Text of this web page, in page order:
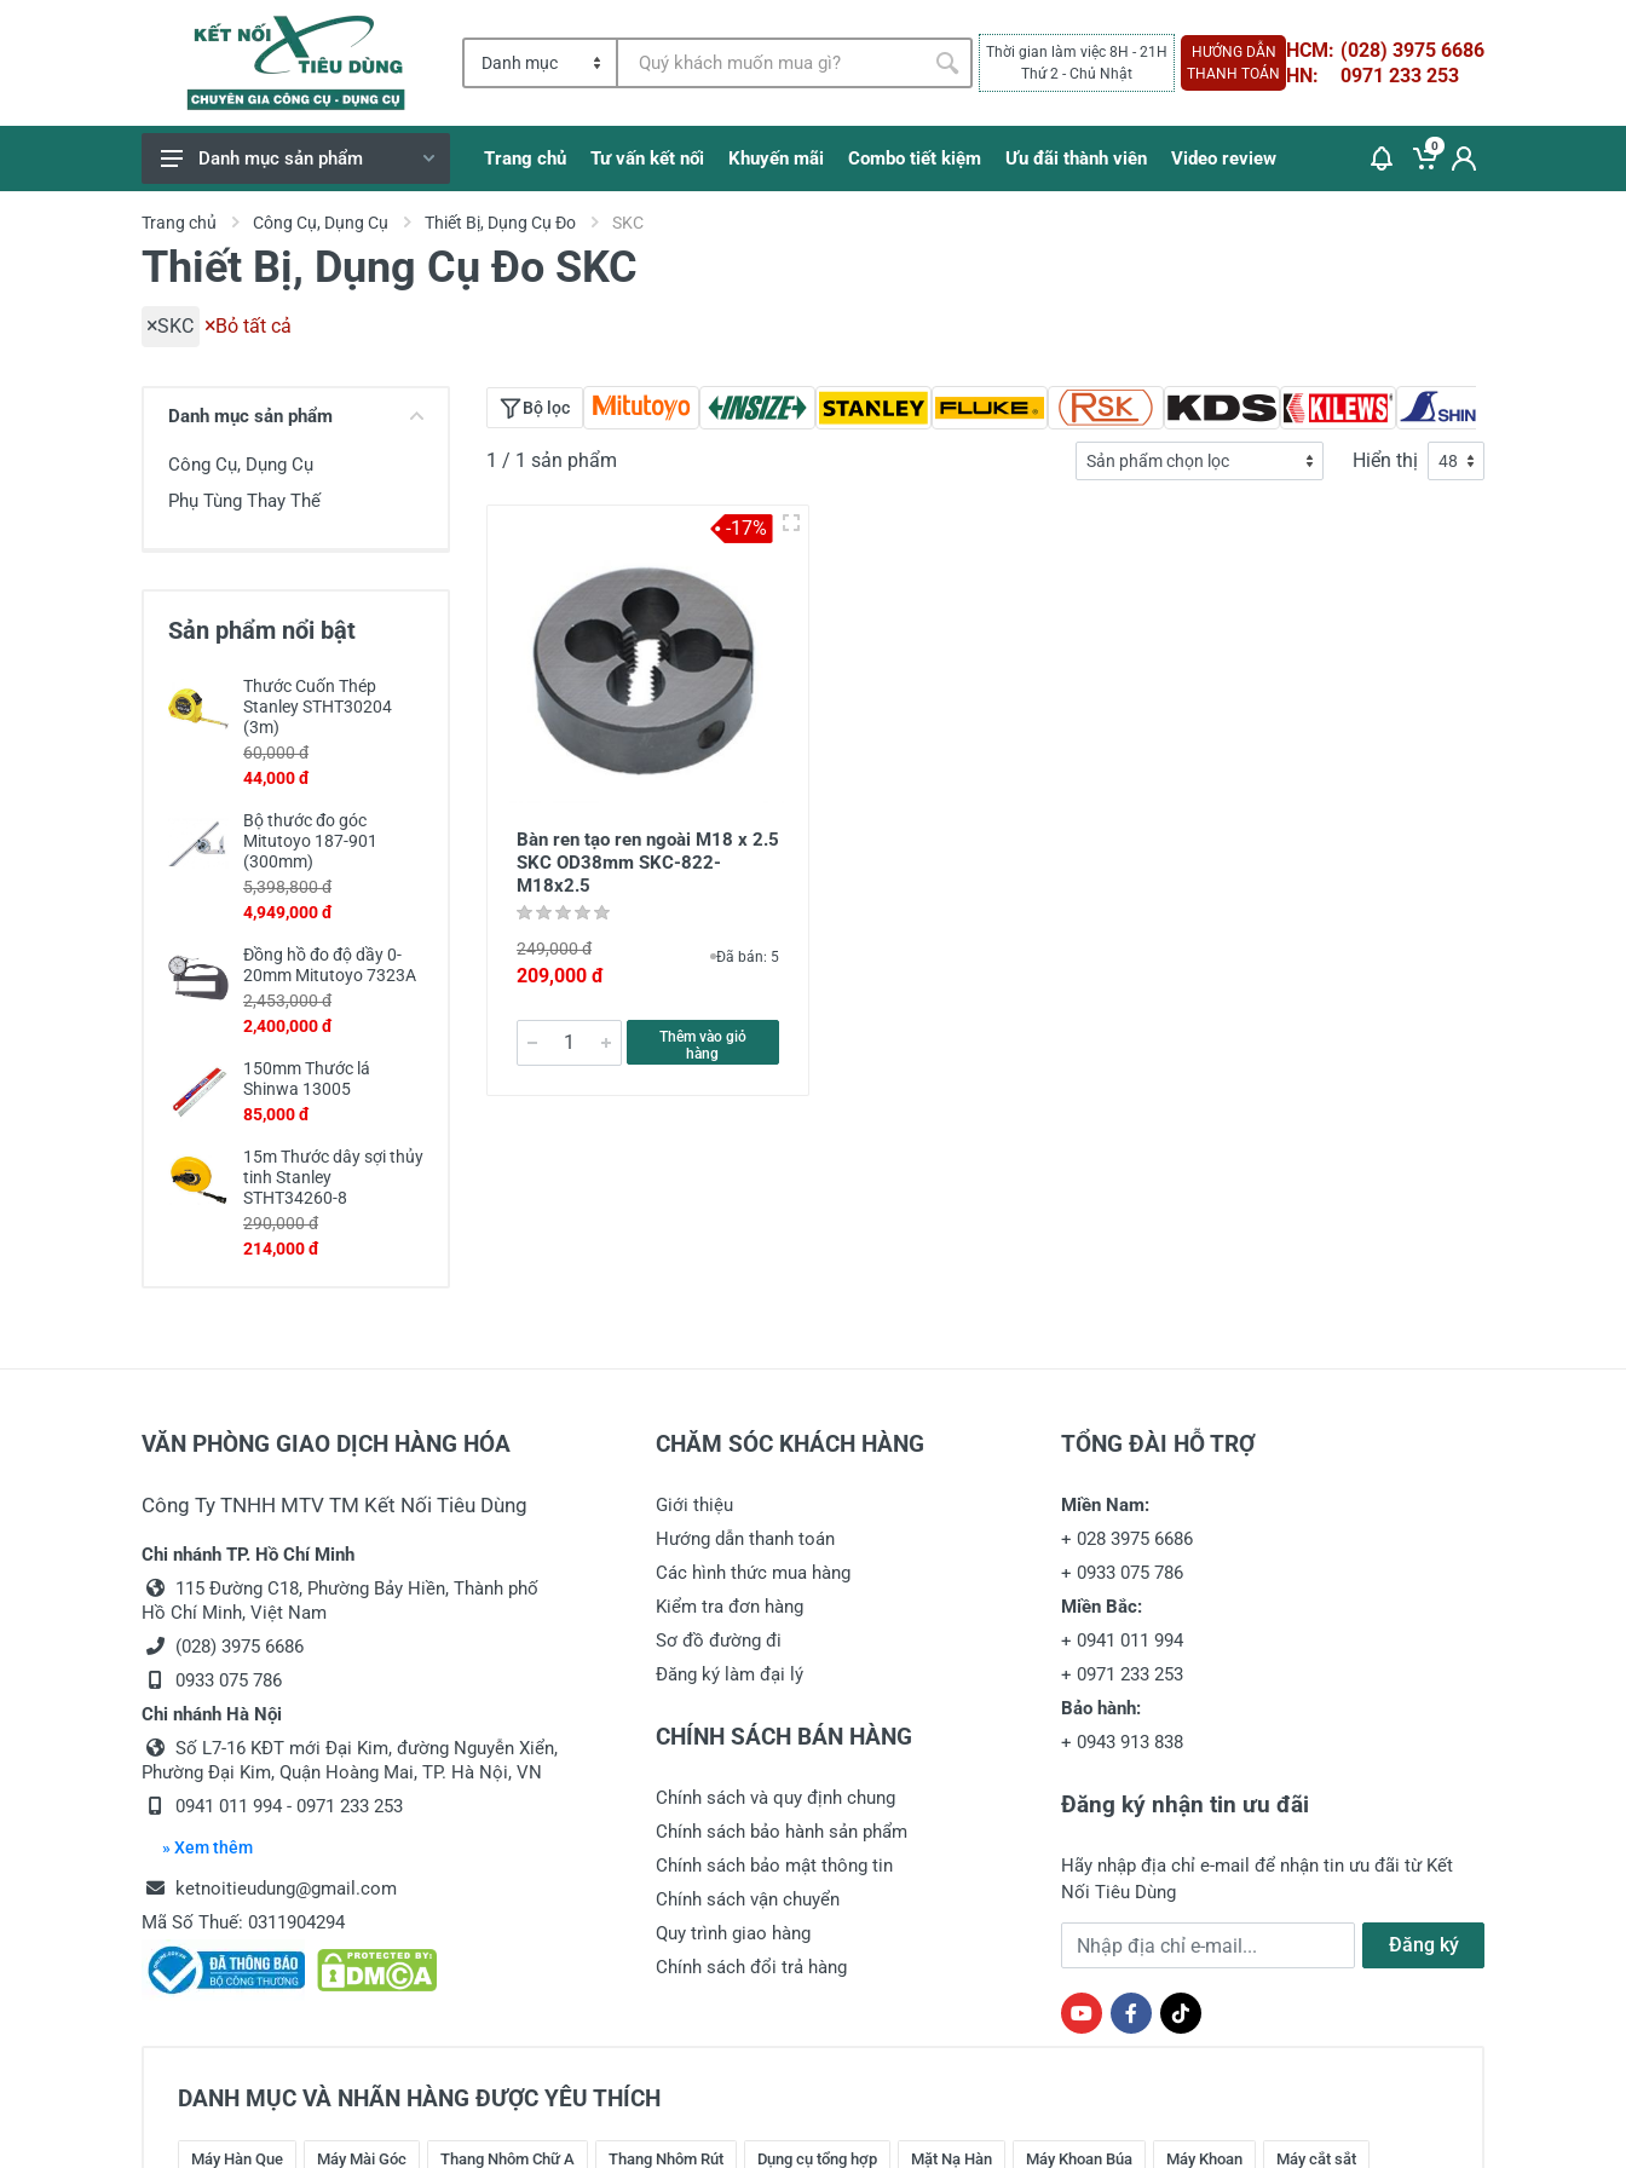
Thời gian làm việc 8H - 21H
Thứ 2 - Chủ Nhật
HƯỚNG DẪN
THANH TOÁN
HCM: (028) 3975 6686
HN:
0971 233 253
Giao Hàng Miễn Phí
Công Cụ, Dụng Cụ
Thang nhôm
Phụ Tùng, Linh Kiện
Đồ Bảo Hộ Lao Động
Danh mục sản phẩm Trang chủ Tư vấn kết nối Khuyến mãi Combo tiết kiệm Ưu đãi thành viên Video review
0
Trang chủ Công Cụ, Dụng Cụ Thiết Bị, Dụng Cụ Đo SKC
Thiết Bị, Dụng Cụ Đo SKC
SKC Bỏ tất cả
Danh mục sản phẩm
Công Cụ, Dụng Cụ
Phụ Tùng Thay Thế
Sản phẩm nổi bật
Thước Cuốn Thép
Stanley STHT30204
(3m)
60,000 đ
44,000 đ
Bộ thước đo góc
Mitutoyo 187-901
(300mm)
5,398,800 đ
4,949,000 đ
Đồng hồ đo độ dầy 0-
20mm Mitutoyo 7323A
2,453,000 đ
2,400,000 đ
150mm Thước lá
Shinwa 13005
85,000 đ
15m Thước dây sợi thủy
tinh Stanley
STHT34260-8
290,000 đ
214,000 đ
Bộ lọc
1 / 1 sản phẩm Hiển thị
Bàn ren tạo ren ngoài M18 x 2.5
SKC OD38mm SKC-822-
M18x2.5
249,000 đ
209,000 đ
Đã bán: 5
Thêm vào giỏ
hàng
-17%
VĂN PHÒNG GIAO DỊCH HÀNG HÓA
Công Ty TNHH MTV TM Kết Nối Tiêu Dùng
Chi nhánh TP. Hồ Chí Minh
115 Đường C18, Phường Bảy Hiền, Thành phố
Hồ Chí Minh, Việt Nam
(028) 3975 6686
0933 075 786
Chi nhánh Hà Nội
Số L7-16 KĐT mới Đại Kim, đường Nguyễn Xiển,
Phường Đại Kim, Quận Hoàng Mai, TP. Hà Nội, VN
0941 011 994 - 0971 233 253
» Xem thêm
ketnoitieudung@gmail.com
Mã Số Thuế: 0311904294
CHĂM SÓC KHÁCH HÀNG
Giới thiệu
Hướng dẫn thanh toán
Các hình thức mua hàng
Kiểm tra đơn hàng
Sơ đồ đường đi
Đăng ký làm đại lý
CHÍNH SÁCH BÁN HÀNG
Chính sách và quy định chung
Chính sách bảo hành sản phẩm
Chính sách bảo mật thông tin
Chính sách vận chuyển
Quy trình giao hàng
Chính sách đổi trả hàng
TỔNG ĐÀI HỖ TRỢ
Miền Nam:
+ 028 3975 6686
+ 0933 075 786
Miền Bắc:
+ 0941 011 994
+ 0971 233 253
Bảo hành:
+ 0943 913 838
Đăng ký nhận tin ưu đãi
Hãy nhập địa chỉ e-mail để nhận tin ưu đãi từ Kết
Nối Tiêu Dùng
Địa chỉ e-mail Đăng ký
DANH MỤC VÀ NHÃN HÀNG ĐƯỢC YÊU THÍCH
Máy Hàn Que Máy Mài Góc Thang Nhôm Chữ A Thang Nhôm Rút Dụng cụ tổng hợp Mặt Nạ Hàn Máy Khoan Búa Máy Khoan Máy cắt sắt